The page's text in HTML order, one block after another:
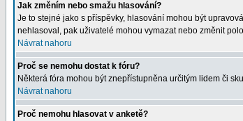
Jak změním nebo smažu hlasování?
Je to stejné jako s příspěvky, hlasování mohou být
nehlasoval, pak uživatelé mohou vymazat nebo změnit
Návrat nahoru
Proč se nemohu dostat k fóru?
Některá fóra mohou být znepřístupněna určitým lidem či
Návrat nahoru
Proč nemohu hlasovat v anketě?